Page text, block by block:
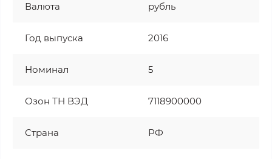
Валюта рубль
Год выпуска 2016
Номинал 5
Озон ТН ВЭД 7118900000
Страна РФ